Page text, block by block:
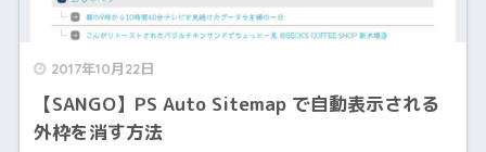
2017年10月22日
【SANGO】PS Auto Sitemap で自動表示される
外枠を消す方法